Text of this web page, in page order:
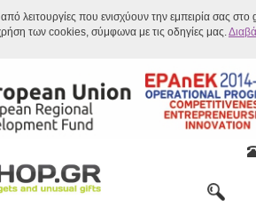
λειτουργίες που ενισχύουν την εμπειρία σας
των cookies, σύμφωνα με τις οδηγίες μας.